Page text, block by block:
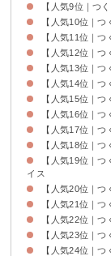
【人気9位｜つ
【人気10位｜
【人気11位｜
【人気12位｜
【人気13位｜
【人気14位｜
【人気15位｜
【人気16位｜
【人気17位｜
【人気18位｜
【人気19位｜
イス
【人気20位｜
【人気21位｜
【人気22位｜
【人気23位｜
【人気24位｜